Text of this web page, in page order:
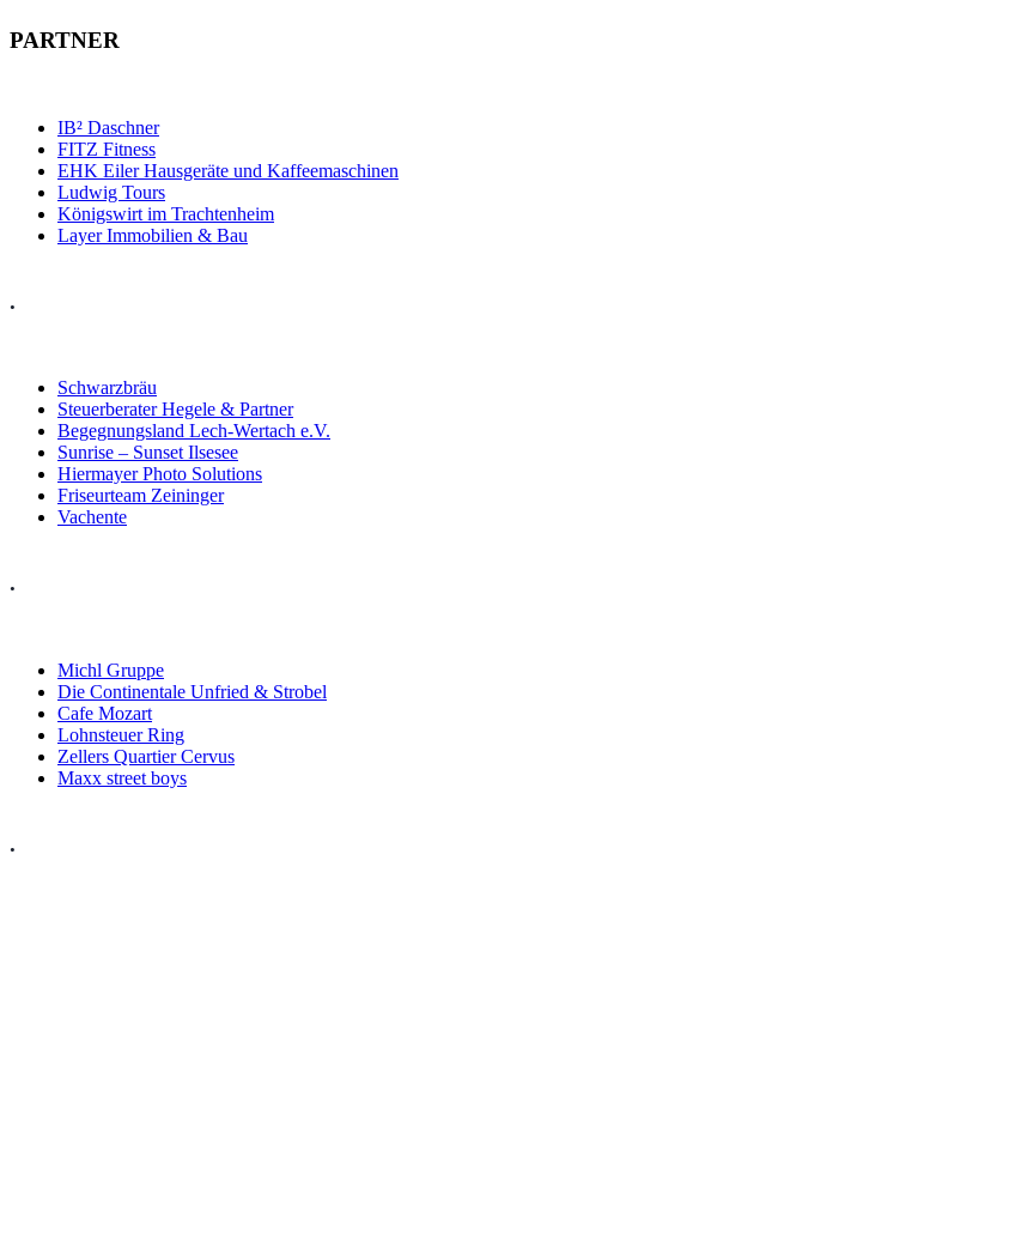
PARTNER
IB² Daschner
FITZ Fitness
EHK Eiler Hausgeräte und Kaffeemaschinen
Ludwig Tours
Königswirt im Trachtenheim
Layer Immobilien & Bau
.
Schwarzbräu
Steuerberater Hegele & Partner
Begegnungsland Lech-Wertach e.V.
Sunrise – Sunset Ilsesee
Hiermayer Photo Solutions
Friseurteam Zeininger
Vachente
.
Michl Gruppe
Die Continentale Unfried & Strobel
Cafe Mozart
Lohnsteuer Ring
Zellers Quartier Cervus
Maxx street boys
.